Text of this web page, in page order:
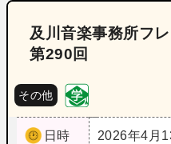
及川音楽事務所フ
第290回
その他
日時
2026年4月